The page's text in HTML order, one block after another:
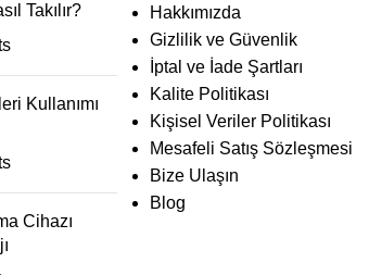
Takılır?
Kullanımı
Cihazı
Hakkımızda
Gizlilik ve Güvenlik
İptal ve İade Şartları
Kalite Politikası
Kişisel Veriler Politikası
Mesafeli Satış Sözleşmesi
Bize Ulaşın
Blog